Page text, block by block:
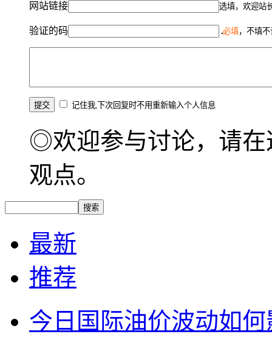
网站链接 选填，欢迎站
验证的码 必填，不填
记住我,下次回复时不用重新输入个人信息
◎欢迎参与讨论，请在
观点。
最新
推荐
今日国际油价波动如